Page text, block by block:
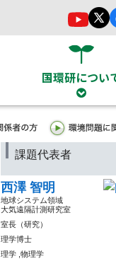
国環研につい
課題代表者
西澤 智明
地球システム領域
大気遠隔計測研究室
室長（研究）
理学博士
理学 ,物理学